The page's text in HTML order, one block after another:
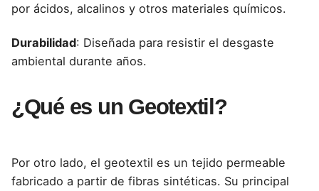
por ácidos, alcalinos y otros materiales químicos.
Durabilidad: Diseñada para resistir el desgaste
ambiental durante años.
¿Qué es un Geotextil?
Por otro lado, el geotextil es un tejido permeable
fabricado a partir de fibras sintéticas. Su principal